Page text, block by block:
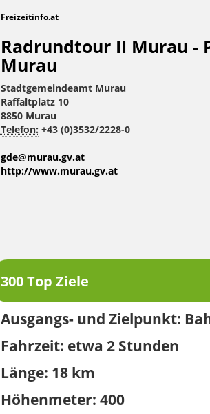
Freizeitinfo.at
Radrundtour II Murau -
Murau
Stadtgemeindeamt Murau
Raffaltplatz 10
8850 Murau
Telefon: +43 (0)3532/2228-0
gde@murau.gv.at
http://www.murau.gv.at
300 Top Ziele
Ausgangs- und Zielpunkt:
Fahrzeit: etwa 2 Stunden
Länge: 18 km
Höhenmeter: 400